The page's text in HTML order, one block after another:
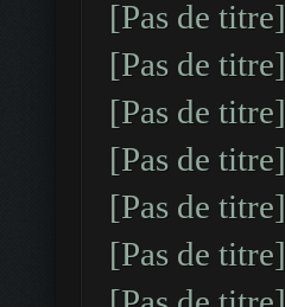
[Pas de titre]
[Pas de titre]
[Pas de titre]
[Pas de titre]
[Pas de titre]
[Pas de titre]